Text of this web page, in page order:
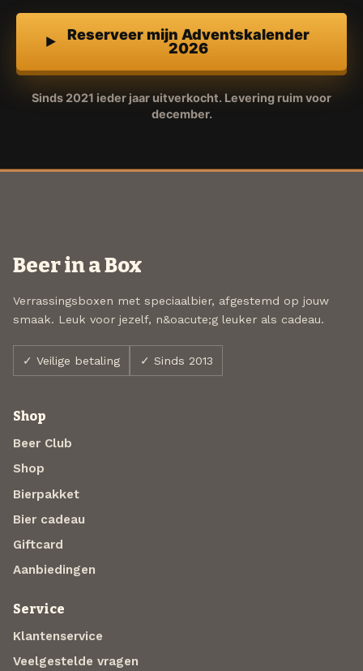
Reserveer mijn Adventskalender
2026
Sinds 2021 ieder jaar uitverkocht. Levering ruim voor
december.
Beer in a Box
Verrassingsboxen met speciaalbier, afgestemd op jouw
smaak. Leuk voor jezelf, n&oacute;g leuker als cadeau.
✓ Veilige betaling ✓ Sinds 2013
Shop
Beer Club
Shop
Bierpakket
Bier cadeau
Giftcard
Aanbiedingen
Service
Klantenservice
Veelgestelde vragen